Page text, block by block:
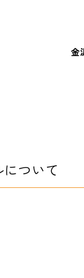
金
ついて